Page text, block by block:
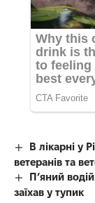
В лікарні у
ветеранів та
П’яний
заїхав у тупик